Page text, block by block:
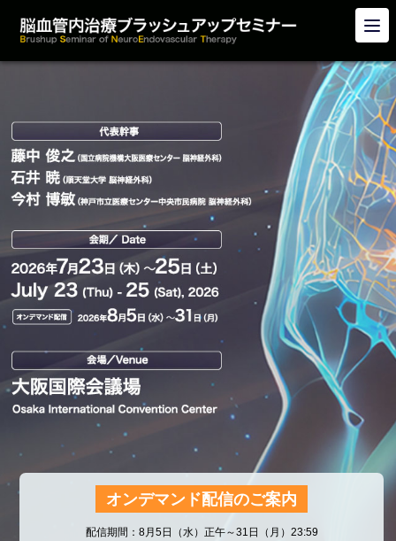
オンデマンド配信のご案内
配信期間：8月5日（水）正午～31日（月）23:59